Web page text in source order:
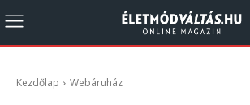
Kezdőlap Webáruház